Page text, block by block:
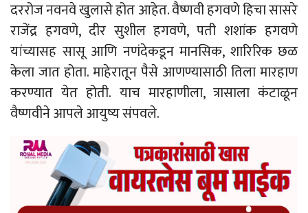
दररोज नवनवे खुलासे होत आहेत. वैष्णवी हगवणे हिचा सासरे
राजेंद्र हगवणे, दीर सुशील हगवणे, पती शशांक हगवणे
यांच्यासह सासू आणि नणंदेकडून मानसिक, शारिरिक छळ
केला जात होता. माहेरातून पैसे आणण्यासाठी तिला मारहाण
करण्यात येत होती. याच मारहाणीला, त्रासाला कंटाळून
वैष्णवीने आपले आयुष्य संपवले.